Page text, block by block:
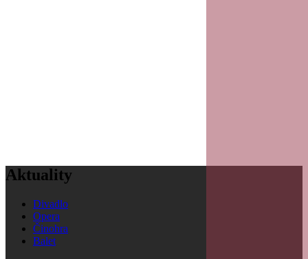
Aktuality
Divadlo
Opera
Činohra
Balet